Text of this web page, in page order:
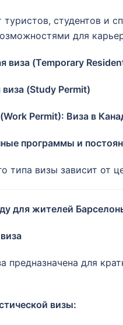
туристов, студентов и
для
виза (Temporary
виза (Study Permit)
Permit): Виза в
программы и
типа визы зависит от
для жителей
предназначена для
визы: